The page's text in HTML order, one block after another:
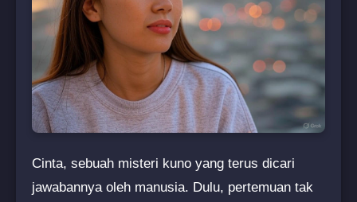
Cinta, sebuah misteri kuno yang terus dicari
jawabannya oleh manusia. Dulu, pertemuan tak